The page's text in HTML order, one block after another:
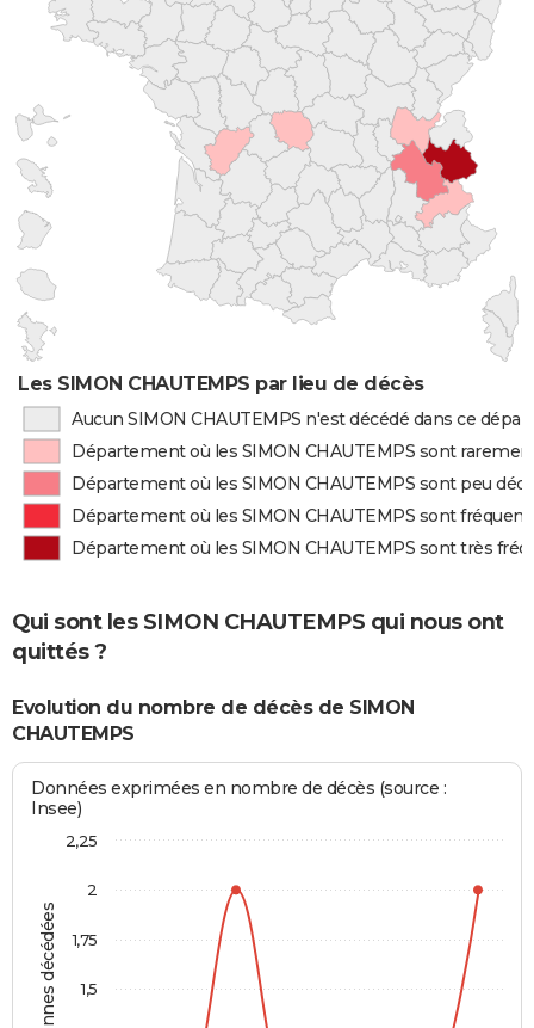
Les SIMON CHAUTEMPS par lieu de décès
Aucun SIMON CHAUTEMPS n'est décédé dans ce
Département où les SIMON CHAUTEMPS sont
Département où les SIMON CHAUTEMPS sont peu
Département où les SIMON CHAUTEMPS sont
Département où les SIMON CHAUTEMPS sont très
Qui sont les SIMON CHAUTEMPS qui nous ont
quittés ?
Evolution du nombre de décès de SIMON
CHAUTEMPS
Personnes décédées
Données exprimées en nombre de décès (source :
Insee)
1,5
1,75
2
2,25